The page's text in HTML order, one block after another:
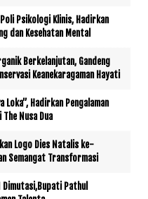
Poli Psikologi Klinis, Hadirkan
dan Kesehatan Mental
Berkelanjutan, Gandeng
Keanekaragaman Hayati
Loka”, Hadirkan Pengalaman
Nusa Dua
Logo Dies Natalis ke-
Semangat Transformasi
Dimutasi,Bupati Pathul